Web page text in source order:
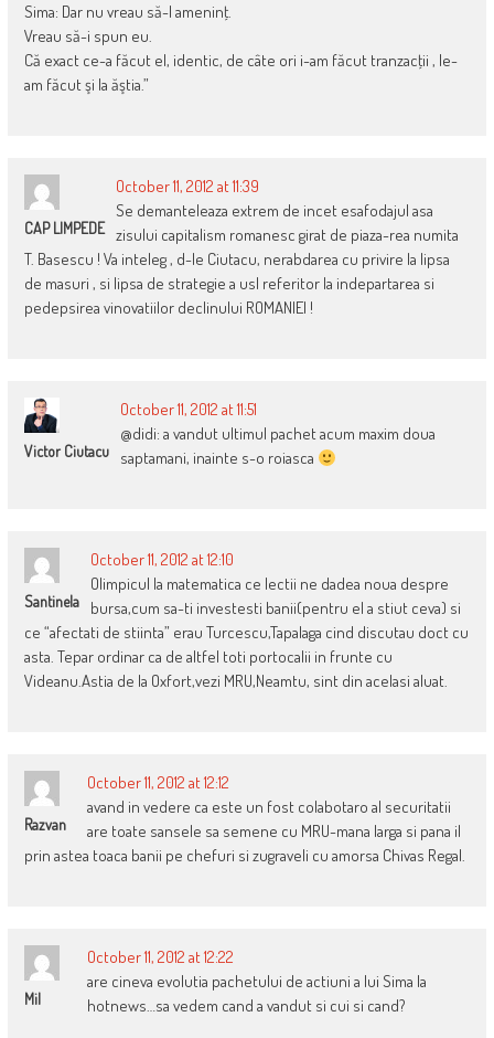
Sima: Dar nu vreau să-l ameninţ.
Vreau să-i spun eu.
Că exact ce-a făcut el, identic, de câte ori i-am făcut tranzacţii , le-
am făcut şi la ăştia.”
CAP LIMPEDE
October 11, 2012 at 11:39
Se demanteleaza extrem de incet esafodajul asa
zisului capitalism romanesc girat de piaza-rea numita
T. Basescu ! Va inteleg , d-le Ciutacu, nerabdarea cu privire la lipsa
de masuri , si lipsa de strategie a usl referitor la indepartarea si
pedepsirea vinovatiilor declinului ROMANIEI !
Victor Ciutacu
October 11, 2012 at 11:51
@didi: a vandut ultimul pachet acum maxim doua
saptamani, inainte s-o roiasca
Santinela
October 11, 2012 at 12:10
Olimpicul la matematica ce lectii ne dadea noua despre
bursa,cum sa-ti investesti banii(pentru el a stiut ceva) si
ce “afectati de stiinta” erau Turcescu,Tapalaga cind discutau doct cu
asta. Tepar ordinar ca de altfel toti portocalii in frunte cu
Videanu.Astia de la Oxfort,vezi MRU,Neamtu, sint din acelasi aluat.
Razvan
October 11, 2012 at 12:12
avand in vedere ca este un fost colabotaro al securitatii
are toate sansele sa semene cu MRU-mana larga si pana il
prin astea toaca banii pe chefuri si zugraveli cu amorsa Chivas Regal.
Mil
October 11, 2012 at 12:22
are cineva evolutia pachetului de actiuni a lui Sima la
hotnews…sa vedem cand a vandut si cui si cand?